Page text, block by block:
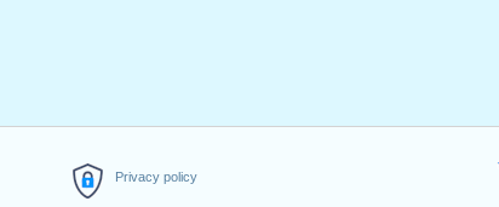
Privacy policy